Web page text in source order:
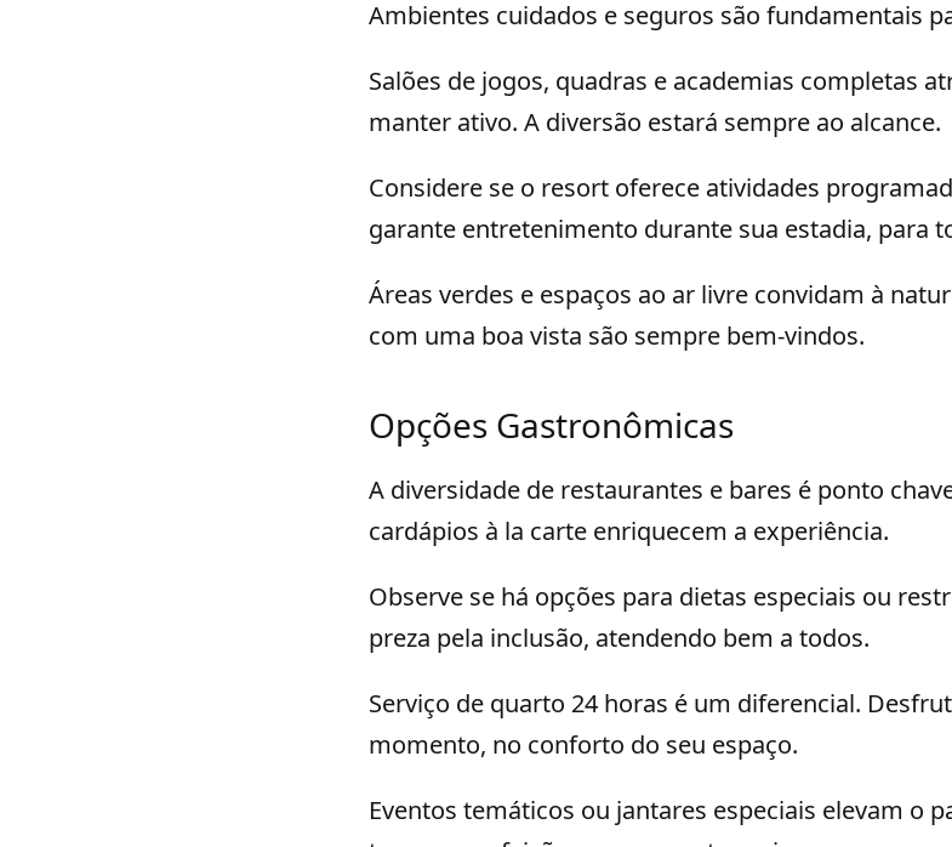
Ambientes cuidados e seguros são fundamentais
Salões de jogos, quadras e academias completas
manter ativo. A diversão estará sempre ao alcance.
Considere se o resort oferece atividades
garante entretenimento durante sua estadia, para
Áreas verdes e espaços ao ar livre convidam à
com uma boa vista são sempre bem-vindos.
Opções Gastronômicas
A diversidade de restaurantes e bares é ponto
cardápios à la carte enriquecem a experiência.
Observe se há opções para dietas especiais ou
preza pela inclusão, atendendo bem a todos.
Serviço de quarto 24 horas é um diferencial.
momento, no conforto do seu espaço.
Eventos temáticos ou jantares especiais elevam o